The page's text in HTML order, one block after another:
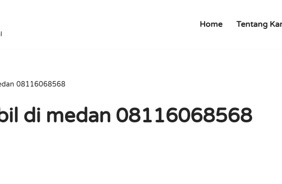
Home Tentang
08116068568
di medan 08116068568